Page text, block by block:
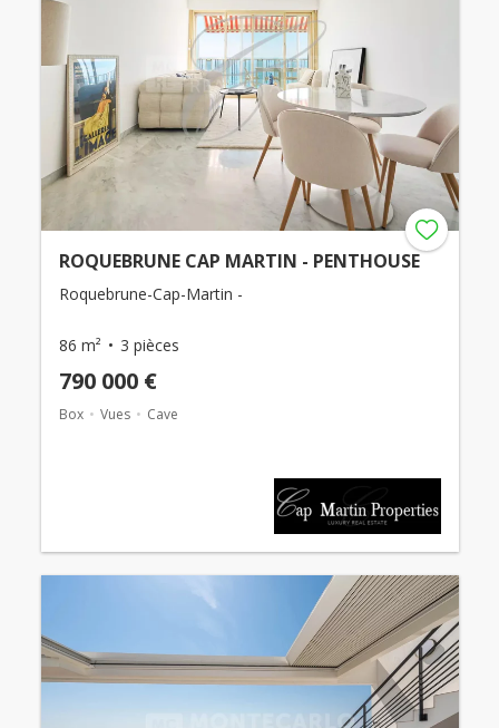
ROQUEBRUNE CAP MARTIN - PENTHOUSE
Roquebrune-Cap-Martin -
86 m² 3 pièces
790 000 €
Box Vues Cave